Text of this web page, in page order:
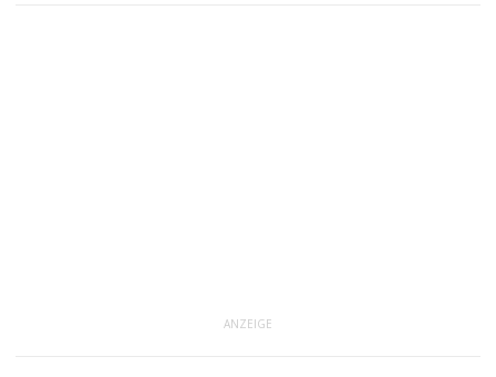
ANZEIGE